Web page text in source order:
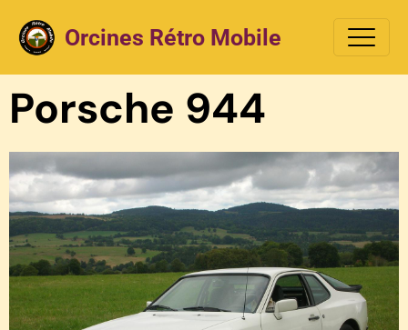
Orcines Rétro Mobile
Porsche 944